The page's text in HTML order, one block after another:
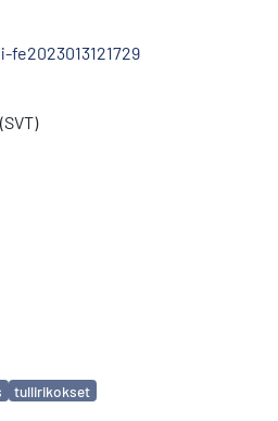
tullirikokset